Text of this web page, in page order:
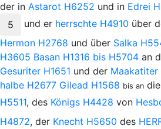
der in Astarot H6252 und in Edrei
5
und er herrschte H4910 über
Hermon H2768 und über Salka
H3605 Basan H1316 bis H5704 an
Gesuriter H1651 und der Maakatiter
halbe H2677 Gilead H1568 bis an die
H5511, des Königs H4428 von
H4872, der Knecht H5650 des H